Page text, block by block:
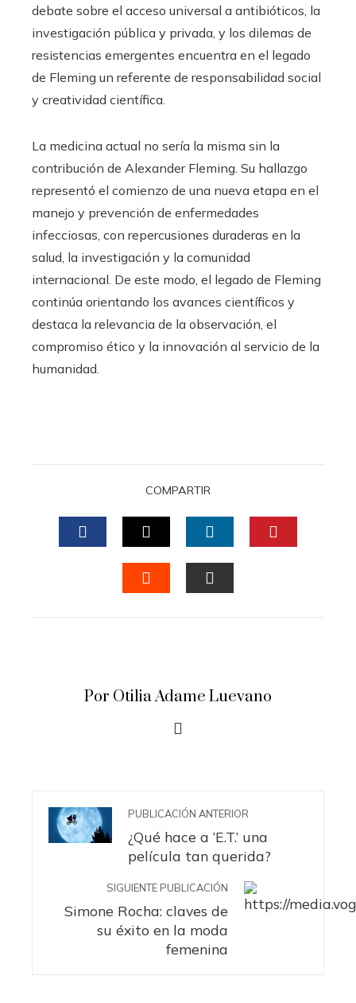
debate sobre el acceso universal a antibióticos, la
investigación pública y privada, y los dilemas de
resistencias emergentes encuentra en el legado
de Fleming un referente de responsabilidad social
y creatividad científica.
La medicina actual no sería la misma sin la
contribución de Alexander Fleming. Su hallazgo
representó el comienzo de una nueva etapa en el
manejo y prevención de enfermedades
infecciosas, con repercusiones duraderas en la
salud, la investigación y la comunidad
internacional. De este modo, el legado de Fleming
continúa orientando los avances científicos y
destaca la relevancia de la observación, el
compromiso ético y la innovación al servicio de la
humanidad.
COMPARTIR
FACEBOOKTWITTERLINKEDIN
Por Otilia Adame Luevano
PUBLICACIÓN ANTERIOR
¿Qué hace a ‘E.T.’ una
película tan querida?
SIGUIENTE PUBLICACIÓN
Simone Rocha: claves de
su éxito en la moda
femenina